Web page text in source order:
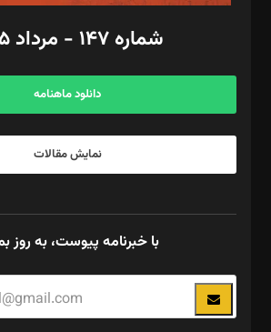
آگهی و مشترکین: ۰۹۱۹۹۹۹۰۴۵۴
شماره ۱۴۷ - مرداد ۱۴۰۵
دانلود ماهنامه
نمایش مقالات
با خبرنامه پیوست، به روز